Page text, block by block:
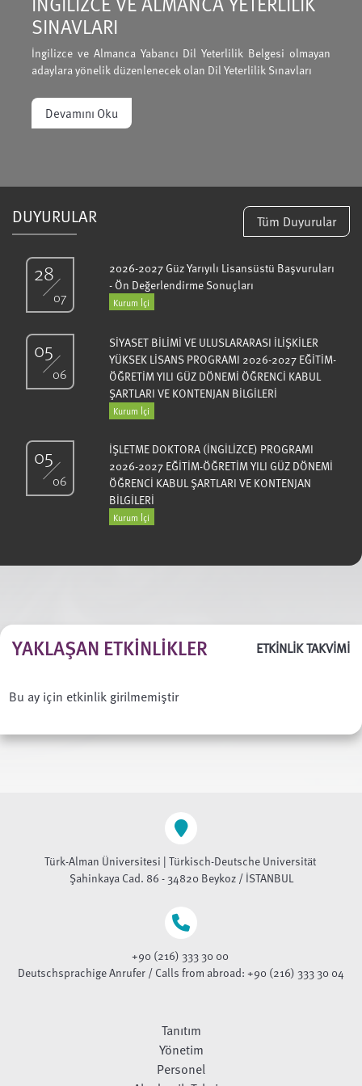
SINAVLARI
İngilizce ve Almanca Yabancı Dil Yeterlilik Belgesi olmayan
adaylara yönelik düzenlenecek olan Dil Yeterlilik Sınavları
Devamını Oku
DUYURULAR Tüm Duyurular
28
07
2026-2027 Güz Yarıyılı Lisansüstü Başvuruları
- Ön Değerlendirme Sonuçları
Kurum İçi
05
06
SİYASET BİLİMİ VE ULUSLARARASI İLİŞKİLER
YÜKSEK LİSANS PROGRAMI 2026-2027 EĞİTİM-
ÖĞRETİM YILI GÜZ DÖNEMİ ÖĞRENCİ KABUL
ŞARTLARI VE KONTENJAN BİLGİLERİ
Kurum İçi
05
06
İŞLETME DOKTORA (İNGİLİZCE) PROGRAMI
2026-2027 EĞİTİM-ÖĞRETİM YILI GÜZ DÖNEMİ
ÖĞRENCİ KABUL ŞARTLARI VE KONTENJAN
BİLGİLERİ
Kurum İçi
YAKLAŞAN ETKINLIKLER ETKİNLİK TAKVİMİ
Bu ay için etkinlik girilmemiştir
Türk-Alman Üniversitesi | Türkisch-Deutsche Universität
Şahinkaya Cad. 86 - 34820 Beykoz / İSTANBUL
+90 (216) 333 30 00
Deutschsprachige Anrufer / Calls from abroad: +90 (216) 333 30 04
Tanıtım
Yönetim
Personel